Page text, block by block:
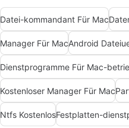
Datei-kommandant Für Mac
Manager Für MacAndroid
Kostenloser Manager Für Mac
Ntfs KostenlosFestplatten-